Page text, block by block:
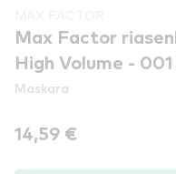
Max Factor
High Volume -
Maskara
14,59 €